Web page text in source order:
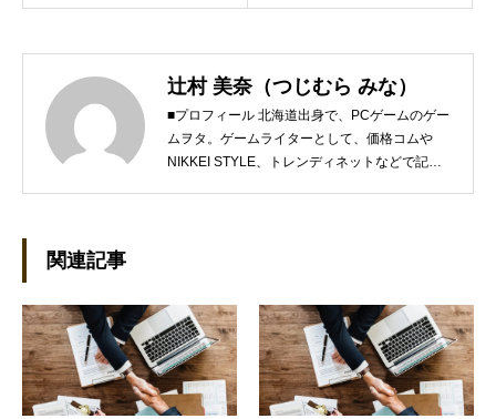
辻村 美奈（つじむら みな）
■プロフィール 北海道出身で、PCゲームのゲー
ムヲタ。ゲームライターとして、価格コムや
NIKKEI STYLE、トレンディネットなどで記事
関連記事